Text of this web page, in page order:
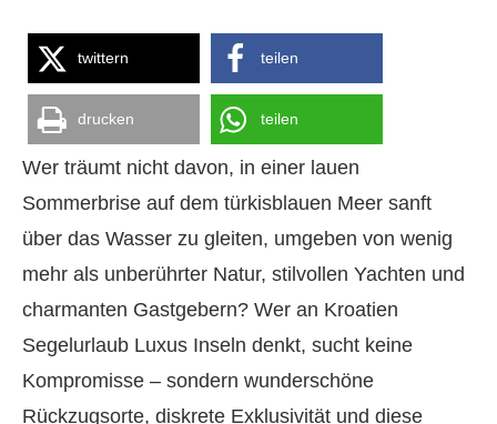
twittern teilen
drucken teilen
Wer träumt nicht davon, in einer lauen
Sommerbrise auf dem türkisblauen Meer sanft
über das Wasser zu gleiten, umgeben von wenig
mehr als unberührter Natur, stilvollen Yachten und
charmanten Gastgebern? Wer an Kroatien
Segelurlaub Luxus Inseln denkt, sucht keine
Kompromisse – sondern wunderschöne
Rückzugsorte, diskrete Exklusivität und diese